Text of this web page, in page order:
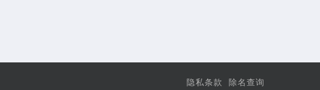
隐私条款 除名查询